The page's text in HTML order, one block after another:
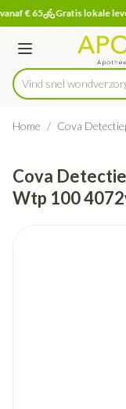
Ga naar de inhoud
1 van 1
€ 65 Gratis lokale
Menu
Product, merk,
Vind snel
Home / Cova
Cova
Wtp 100